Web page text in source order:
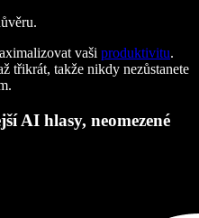
vaši produktivitu.
třikrát, takže nikdy nezůstanete
AI hlasy, neomezené